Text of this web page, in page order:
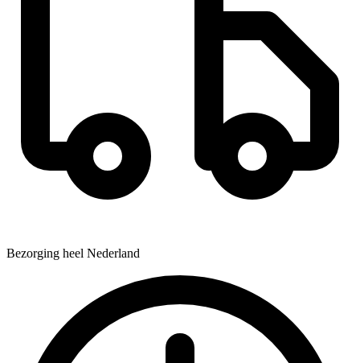
Bezorging heel Nederland